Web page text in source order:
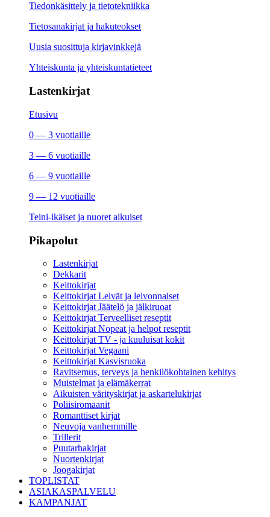
Tiedonkäsittely ja tietotekniikka
Tietosanakirjat ja hakuteokset
Uusia suosittuja kirjavinkkejä
Yhteiskunta ja yhteiskuntatieteet
Lastenkirjat
Etusivu
0 — 3 vuotiaille
3 — 6 vuotiaille
6 — 9 vuotiaille
9 — 12 vuotiaille
Teini-ikäiset ja nuoret aikuiset
Pikapolut
Lastenkirjat
Dekkarit
Keittokirjat
Keittokirjat Leivät ja leivonnaiset
Keittokirjat Jäätelö ja jälkiruoat
Keittokirjat Terveelliset reseptit
Keittokirjat Nopeat ja helpot reseptit
Keittokirjat TV - ja kuuluisat kokit
Keittokirjat Vegaani
Keittokirjat Kasvisruoka
Ravitsemus, terveys ja henkilökohtainen kehitys
Muistelmat ja elämäkerrat
Aikuisten värityskirjat ja askartelukirjat
Poliisiromaanit
Romanttiset kirjat
Neuvoja vanhemmille
Trillerit
Puutarhakirjat
Nuortenkirjat
Joogakirjat
TOPLISTAT
ASIAKASPALVELU
KAMPANJAT